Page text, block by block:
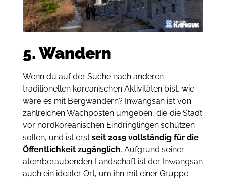
5. Wandern
Wenn du auf der Suche nach anderen
traditionellen koreanischen Aktivitäten bist, wie
wäre es mit Bergwandern? Inwangsan ist von
zahlreichen Wachposten umgeben, die die Stadt
vor nordkoreanischen Eindringlingen schützen
sollen, und ist erstseit 2019 vollständig für die
Öffentlichkeit zugänglich. Aufgrund seiner
atemberaubenden Landschaft ist der Inwangsan
auch ein idealer Ort, um ihn mit einer Gruppe